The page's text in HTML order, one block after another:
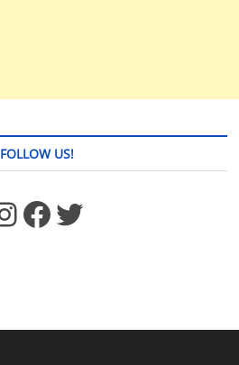
FOLLOW US!
Facebook Twitter